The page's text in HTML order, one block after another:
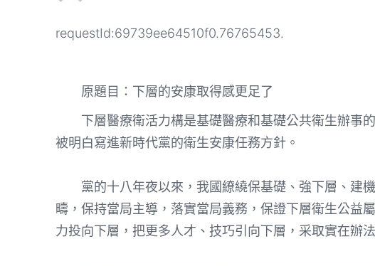
requestId:69739ee64510f0.76765453.
原題目：下層的安康取得感更足了
下層醫療衛活力構是基礎醫療和基礎公共衛生辦事的
被明白寫進新時代黨的衛生安康任務方針。
黨的十八年夜以來，我國繚繞保基礎、強下層、建
疇，保持當局主導，落實當局義務，保證下層衛生公益
力投向下層，把更多人才、技巧引向下層，采取實在辦